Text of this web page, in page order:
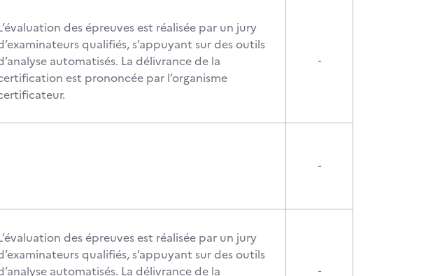
des épreuves est réalisée par un jury
qualifiés, s’appuyant sur des outils
automatisés. La délivrance de la
est prononcée par l’organisme
-
-
des épreuves est réalisée par un jury
qualifiés, s’appuyant sur des outils
automatisés. La délivrance de la
-